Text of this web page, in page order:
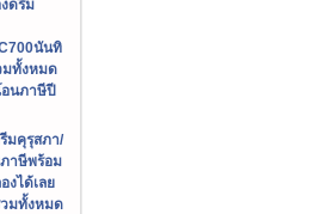
ดรีม
นันทิ
มทั้งหมด
อนภาษีปี
มคุรุสภา/
าษีพร้อม
งได้เลย
มทั้งหมด